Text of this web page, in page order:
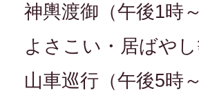
神輿渡御（午後1時
よさこい・居ばや
山車巡行（午後5時